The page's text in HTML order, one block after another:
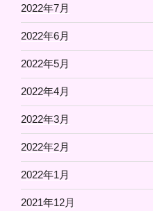
2022年7月
2022年6月
2022年5月
2022年4月
2022年3月
2022年2月
2022年1月
2021年12月